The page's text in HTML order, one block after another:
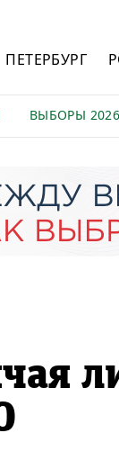
ПЕТЕРБУРГ
ВЫБОРЫ 2026